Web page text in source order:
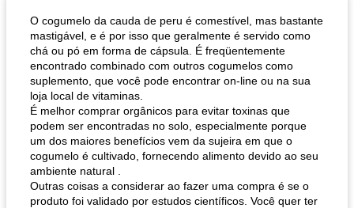
O cogumelo da cauda de peru é comestível, mas bastante
mastigável, e é por isso que geralmente é servido como
chá ou pó em forma de cápsula. É freqüentemente
encontrado combinado com outros cogumelos como
suplemento, que você pode encontrar on-line ou na sua
loja local de vitaminas.
É melhor comprar orgânicos para evitar toxinas que
podem ser encontradas no solo, especialmente porque
um dos maiores benefícios vem da sujeira em que o
cogumelo é cultivado, fornecendo alimento devido ao seu
ambiente natural .
Outras coisas a considerar ao fazer uma compra é se o
produto foi validado por estudos científicos. Você quer ter